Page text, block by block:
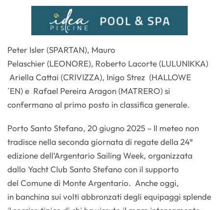
Peter Isler (SPARTAN), Mauro
Pelaschier (LEONORE), Roberto Lacorte (LULUNIKKA)
Ariella Cattai (CRIVIZZA), Inigo Strez (HALLOWE
´EN) e Rafael Pereira Aragon (MATRERO) si
confermano al primo posto in classifica generale.
Porto Santo Stefano, 20 giugno 2025 – Il meteo non
tradisce nella seconda giornata di regate della 24ª
edizione dell’Argentario Sailing Week, organizzata
dallo Yacht Club Santo Stefano con il supporto
del Comune di Monte Argentario. Anche oggi,
in banchina sui volti abbronzati degli equipaggi splende